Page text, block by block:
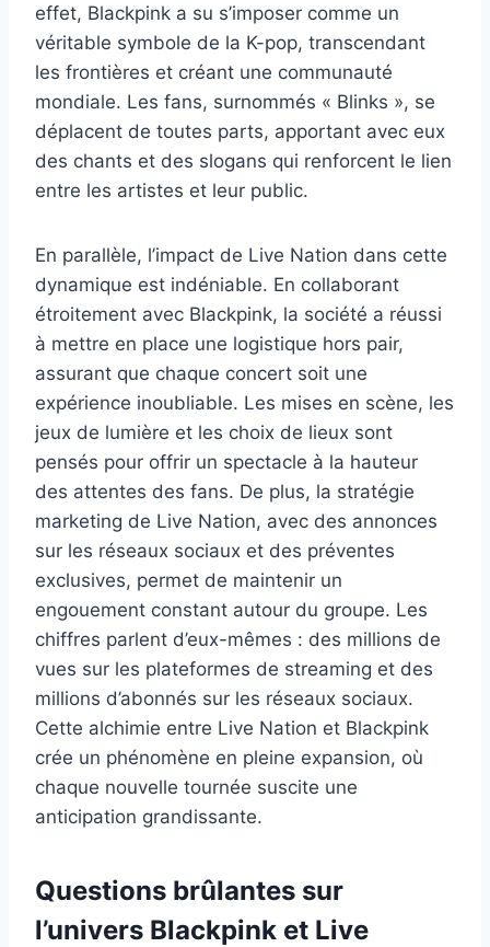
effet, Blackpink a su s’imposer comme un
véritable symbole de la K-pop, transcendant
les frontières et créant une communauté
mondiale. Les fans, surnommés « Blinks », se
déplacent de toutes parts, apportant avec eux
des chants et des slogans qui renforcent le lien
entre les artistes et leur public.
En parallèle, l’impact de Live Nation dans cette
dynamique est indéniable. En collaborant
étroitement avec Blackpink, la société a réussi
à mettre en place une logistique hors pair,
assurant que chaque concert soit une
expérience inoubliable. Les mises en scène, les
jeux de lumière et les choix de lieux sont
pensés pour offrir un spectacle à la hauteur
des attentes des fans. De plus, la stratégie
marketing de Live Nation, avec des annonces
sur les réseaux sociaux et des préventes
exclusives, permet de maintenir un
engouement constant autour du groupe. Les
chiffres parlent d’eux-mêmes : des millions de
vues sur les plateformes de streaming et des
millions d’abonnés sur les réseaux sociaux.
Cette alchimie entre Live Nation et Blackpink
crée un phénomène en pleine expansion, où
chaque nouvelle tournée suscite une
anticipation grandissante.
Questions brûlantes sur
l’univers Blackpink et Live